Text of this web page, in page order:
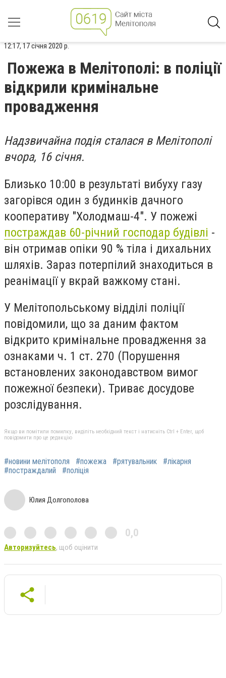
12:17, 17 січня 2020 р.
Пожежа в Мелітополі: в поліції
відкрили кримінальне
провадження
Надзвичайна подія сталася в Мелітополі
вчора, 16 січня.
Близько 10:00 в результаті вибуху газу
загорівся один з будинків дачного
кооперативу "Холодмаш-4". У пожежі
постраждав 60-річний господар будівлі -
він отримав опіки 90 % тіла і дихальних
шляхів. Зараз потерпілий знаходиться в
реанімації у вкрай важкому стані.
У Мелітопольському відділі поліції
повідомили, що за даним фактом
відкрито кримінальне провадження за
ознаками ч. 1 ст. 270 (Порушення
встановлених законодавством вимог
пожежної безпеки). Триває досудове
розслідування.
Якщо ви помітили помилку, виділіть необхідний текст і натисніть Ctrl + Enter, щоб
повідомити про це редакцію
#новини мелітополя #пожежа #рятувальник
#лікарня
#постраждалий
#поліція
Юлия Долгополова
0,0
Авторизуйтесь, щоб оцінити